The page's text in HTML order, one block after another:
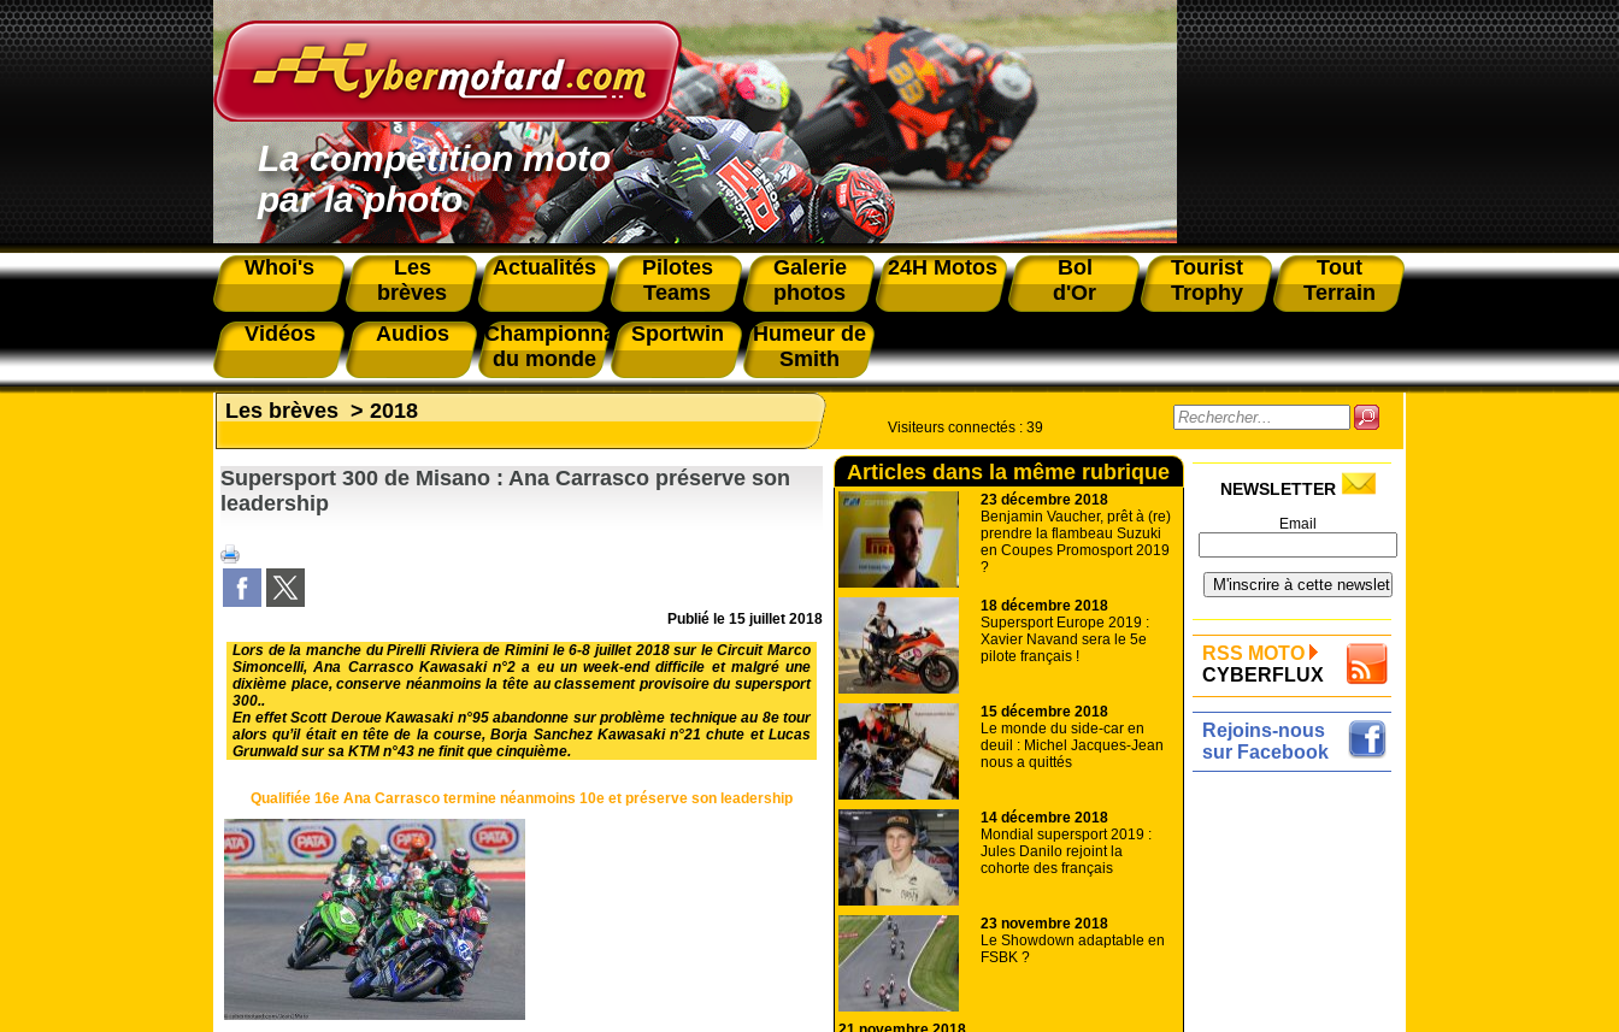
La compétition moto
par la photo
Whoi's
Les
brèves
Actualités
Pilotes
Teams
Galerie
photos
24H Motos
Bol
d'Or
Tourist
Trophy
Tout
Terrain
Vidéos
Audios
Championnat
du monde
Sportwin
Humeur de
Smith
Les brèves > 2018
Supersport 300 de Misano : Ana Carrasco préserve son
leadership
Publié le 15 juillet 2018
Lors de la manche du Pirelli Riviera de Rimini le 6-8 juillet 2018 sur le Circuit Marco
Simoncelli, Ana Carrasco Kawasaki n°2 a eu un week-end difficile et malgré une
dixième place, conserve néanmoins la tête au classement provisoire du supersport
300..
En effet Scott Deroue Kawasaki n°95 abandonne sur problème technique au 8e tour
alors qu’il était en tête de la course, Borja Sanchez Kawasaki n°21 chute et Lucas
Grunwald sur sa KTM n°43 ne finit que cinquième.
Qualifiée 16e Ana Carrasco termine néanmoins 10e et préserve son leadership
Visiteurs connectés : 39
Articles dans la même rubrique
23 décembre 2018
Benjamin Vaucher, prêt à (re)
prendre la flambeau Suzuki
en Coupes Promosport 2019
?
18 décembre 2018
Supersport Europe 2019 :
Xavier Navand sera le 5e
pilote français !
15 décembre 2018
Le monde du side-car en
deuil : Michel Jacques-Jean
nous a quittés
14 décembre 2018
Mondial supersport 2019 :
Jules Danilo rejoint la
cohorte des français
23 novembre 2018
Le Showdown adaptable en
FSBK ?
NEWSLETTER
Email
RSS MOTO
CYBERFLUX
Rejoins-nous
sur Facebook